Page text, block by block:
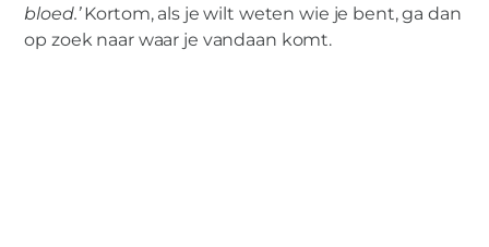
bloed.’Kortom, als je wilt weten wie je bent, ga dan
op zoek naar waar je vandaan komt.